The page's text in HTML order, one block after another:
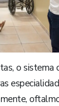
o sistema